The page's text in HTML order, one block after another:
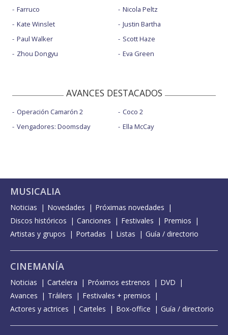
Farruco
Kate Winslet
Paul Walker
Zhou Dongyu
Nicola Peltz
Justin Bartha
Scott Haze
Eva Green
AVANCES DESTACADOS
Operación Camarón 2
Vengadores: Doomsday
Coco 2
Ella McCay
MUSICALIA
Noticias Novedades
Próximas novedades
Discos históricos
Canciones Festivales
Premios
Artistas y grupos
Portadas Listas Guía / directorio
CINEMANÍA
Noticias Cartelera Próximos estrenos
DVD
Avances
Tráilers
Festivales + premios
Actores y actrices
Carteles Box-office Guía / directorio